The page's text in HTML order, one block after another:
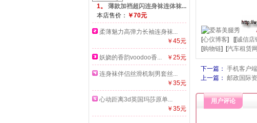
1。
薄款加裆超闪连身袜连体袜...
本店售价： ￥70元
柔薄魅力高弹力长袖连身袜...
￥45元
妖娆的香韵voodoo香... ￥25元
连身袜伴侣丝滑机制男套丝...
￥35元
心动距离3d英国玛莎原单...
￥35元
[心仪博客] [[诚信店
[购物链] [汽车租赁网
下一篇： 手机客户端
上一篇： 邮政国际
用户评论